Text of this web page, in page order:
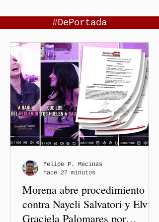
#DePortada
Morena abre procedimiento
contra Nayeli Salvatori y Elvia
Graciela Palomares por
Felipe P. Mecinas
hace 27 minutos